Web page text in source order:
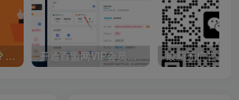
你还在到处找项目？还在当韭菜？我靠卖项目一个月收入5万+，曾经我也是个失败者。 开通百盟网VIP会员，尊享全站资源免费下载，享70%的推广提成！！【限时五折优惠】